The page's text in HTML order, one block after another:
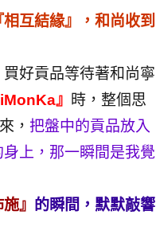
互結緣』，和尚收到
買好貢品等待著和尚寧
』 時，整個思
， 把盤中的貢品放入
上，那一瞬間是我覺
』
的瞬間，默默敲響